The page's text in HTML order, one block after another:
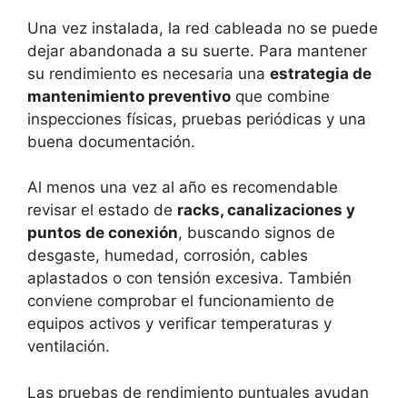
Una vez instalada, la red cableada no se puede
dejar abandonada a su suerte. Para mantener
su rendimiento es necesaria una estrategia de
mantenimiento preventivo que combine
inspecciones físicas, pruebas periódicas y una
buena documentación.
Al menos una vez al año es recomendable
revisar el estado de racks, canalizaciones y
puntos de conexión, buscando signos de
desgaste, humedad, corrosión, cables
aplastados o con tensión excesiva. También
conviene comprobar el funcionamiento de
equipos activos y verificar temperaturas y
ventilación.
Las pruebas de rendimiento puntuales ayudan